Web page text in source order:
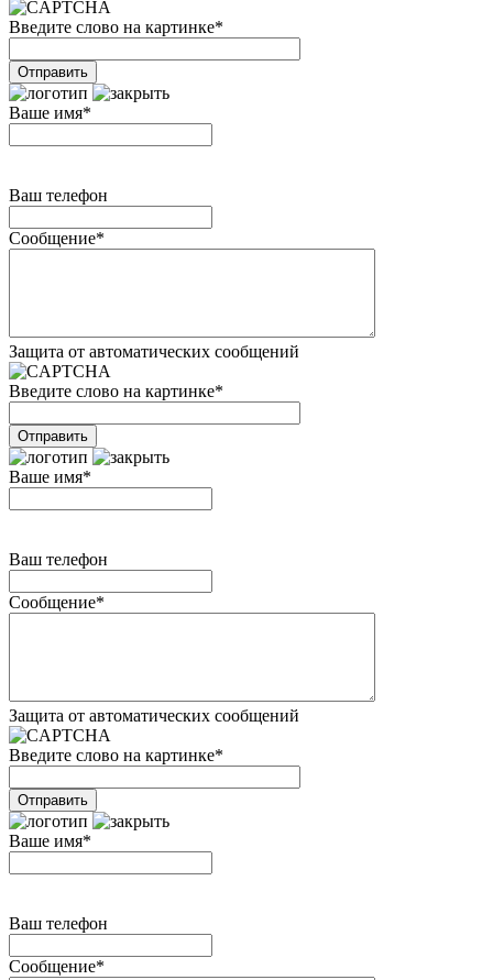
Введите слово на картинке*
Ваше имя*
Ваш телефон
Сообщение*
Защита от автоматических сообщений
Введите слово на картинке*
Ваше имя*
Ваш телефон
Сообщение*
Защита от автоматических сообщений
Введите слово на картинке*
Ваше имя*
Ваш телефон
Сообщение*